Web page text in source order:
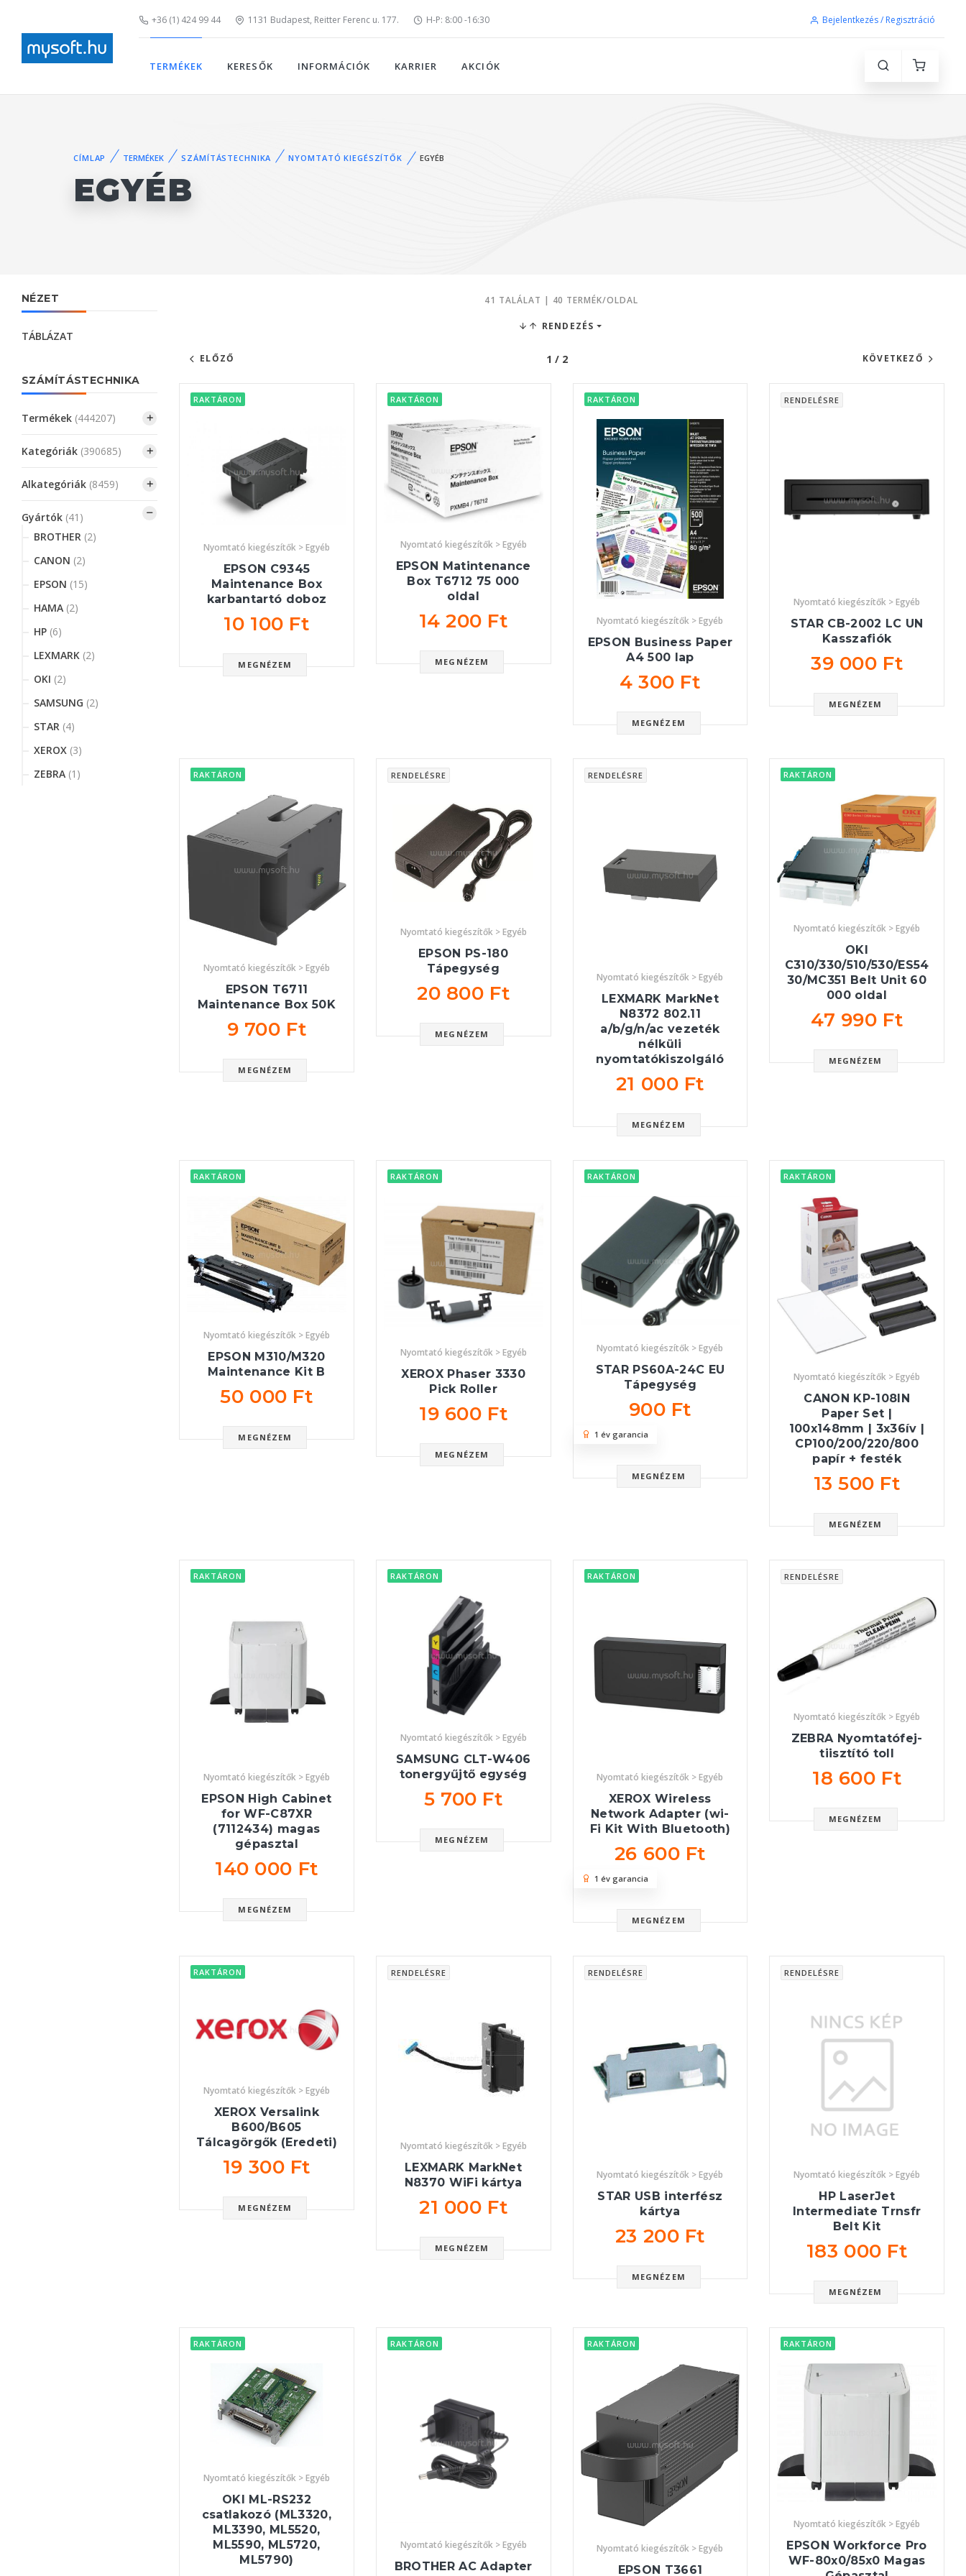
+36 (1) 424 99 44 1131 Budapest, Reitter Ferenc u. 177. H-P: 8:00 -16:30 Bejelentkezés / Regisztráció
TERMÉKEK KERESŐK INFORMÁCIÓK KARRIER AKCIÓK
CÍMLAP TERMÉKEK SZÁMÍTÁSTECHNIKA NYOMTATÓ KIEGÉSZÍTŐK EGYÉB
EGYÉB
NÉZET
TÁBLÁZAT
SZÁMÍTÁSTECHNIKA
Termékek (444207)
Kategóriák (390685)
Alkategóriák (8459)
Gyártók (41)
BROTHER (2)
CANON (2)
EPSON (15)
HAMA (2)
HP (6)
LEXMARK (2)
OKI (2)
SAMSUNG (2)
STAR (4)
XEROX (3)
ZEBRA (1)
41 TALÁLAT | 40 TERMÉK/OLDAL
RENDEZÉS
ELŐZŐ 1 / 2 KÖVETKEZŐ
RAKTÁRON
Nyomtató kiegészítők > Egyéb
EPSON C9345
Maintenance Box
karbantartó doboz
10 100 Ft
MEGNÉZEM
RAKTÁRON
Nyomtató kiegészítők > Egyéb
EPSON Matintenance
Box T6712 75 000
oldal
14 200 Ft
MEGNÉZEM
RAKTÁRON
Nyomtató kiegészítők > Egyéb
EPSON Business Paper
A4 500 lap
4 300 Ft
MEGNÉZEM
RENDELÉSRE
Nyomtató kiegészítők > Egyéb
STAR CB-2002 LC UN
Kasszafiók
39 000 Ft
MEGNÉZEM
RAKTÁRON
Nyomtató kiegészítők > Egyéb
EPSON T6711
Maintenance Box 50K
9 700 Ft
MEGNÉZEM
RENDELÉSRE
Nyomtató kiegészítők > Egyéb
EPSON PS-180
Tápegység
20 800 Ft
MEGNÉZEM
RENDELÉSRE
Nyomtató kiegészítők > Egyéb
LEXMARK MarkNet
N8372 802.11
a/b/g/n/ac vezeték
nélküli
nyomtatókiszolgáló
21 000 Ft
MEGNÉZEM
RAKTÁRON
Nyomtató kiegészítők > Egyéb
OKI
C310/330/510/530/ES54
30/MC351 Belt Unit 60
000 oldal
47 990 Ft
MEGNÉZEM
RAKTÁRON
Nyomtató kiegészítők > Egyéb
EPSON M310/M320
Maintenance Kit B
50 000 Ft
MEGNÉZEM
RAKTÁRON
Nyomtató kiegészítők > Egyéb
XEROX Phaser 3330
Pick Roller
19 600 Ft
MEGNÉZEM
RAKTÁRON
Nyomtató kiegészítők > Egyéb
STAR PS60A-24C EU
Tápegység
900 Ft
MEGNÉZEM
1 év garancia
RAKTÁRON
Nyomtató kiegészítők > Egyéb
CANON KP-108IN
Paper Set |
100x148mm | 3x36ív |
CP100/200/220/800
papír + festék
13 500 Ft
MEGNÉZEM
RAKTÁRON
Nyomtató kiegészítők > Egyéb
EPSON High Cabinet
for WF-C87XR
(7112434) magas
gépasztal
140 000 Ft
MEGNÉZEM
RAKTÁRON
Nyomtató kiegészítők > Egyéb
SAMSUNG CLT-W406
tonergyűjtő egység
5 700 Ft
MEGNÉZEM
RAKTÁRON
Nyomtató kiegészítők > Egyéb
XEROX Wireless
Network Adapter (wi-
Fi Kit With Bluetooth)
26 600 Ft
MEGNÉZEM
1 év garancia
RENDELÉSRE
Nyomtató kiegészítők > Egyéb
ZEBRA Nyomtatófej-
tiisztító toll
18 600 Ft
MEGNÉZEM
RAKTÁRON
Nyomtató kiegészítők > Egyéb
XEROX Versalink
B600/B605
Tálcagörgők (Eredeti)
19 300 Ft
MEGNÉZEM
RENDELÉSRE
Nyomtató kiegészítők > Egyéb
LEXMARK MarkNet
N8370 WiFi kártya
21 000 Ft
MEGNÉZEM
RENDELÉSRE
Nyomtató kiegészítők > Egyéb
STAR USB interfész
kártya
23 200 Ft
MEGNÉZEM
RENDELÉSRE
Nyomtató kiegészítők > Egyéb
HP LaserJet
Intermediate Trnsfr
Belt Kit
183 000 Ft
MEGNÉZEM
RAKTÁRON
Nyomtató kiegészítők > Egyéb
OKI ML-RS232
csatlakozó (ML3320,
ML3390, ML5520,
ML5590, ML5720,
ML5790)
RAKTÁRON
Nyomtató kiegészítők > Egyéb
BROTHER AC Adapter
RAKTÁRON
Nyomtató kiegészítők > Egyéb
EPSON T3661
RAKTÁRON
Nyomtató kiegészítők > Egyéb
EPSON Workforce Pro
WF-80x0/85x0 Magas